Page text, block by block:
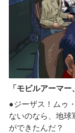
「モビルアーマー
●ジーザス！ムゥ
ないのなら、地球
ができたんだ？